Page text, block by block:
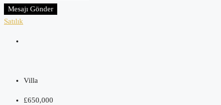
Mesajı Gönder
Satılık
Villa
£650,000